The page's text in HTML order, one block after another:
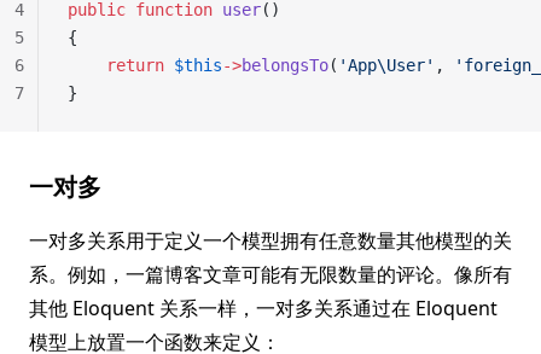
public function user()
{
    return
$this->belongsTo( 'App\User' ,
}
4
5
6
7
一对多
一对多关系用于定义一个模型拥有任意数量其他模型的关
系。例如，一篇博客文章可能有无限数量的评论。像所有
其他 Eloquent 关系一样，一对多关系通过在 Eloquent
模型上放置一个函数来定义：